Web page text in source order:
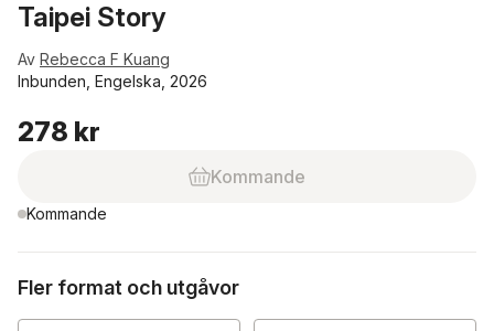
Taipei Story
Av Rebecca F Kuang
Inbunden, Engelska, 2026
278 kr
Kommande
Kommande
Fler format och utgåvor